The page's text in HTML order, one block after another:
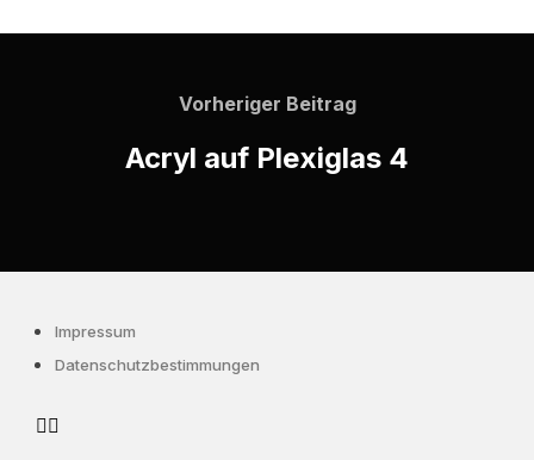
Vorheriger Beitrag
Acryl auf Plexiglas 4
Impressum
Datenschutzbestimmungen